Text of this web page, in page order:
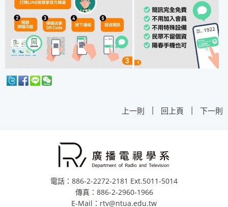
上一則 | 回上頁 | 下一則
電話：886-2-2272-2181 Ext.5011-5014
傳真：886-2-2960-1966
E-Mail：rtv@ntua.edu.tw